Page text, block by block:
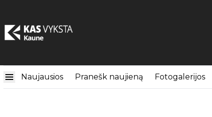
Naujausios Pranešk naujieną Fotogalerijos